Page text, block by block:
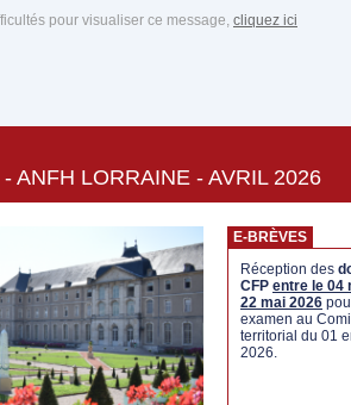
pour visualiser ce message, cliquez ici
ANFH LORRAINE - AVRIL 2026
E-BRÈVES
Réception des
CFP entre le 04
22 mai 2026
examen au
territorial du 01
2026.